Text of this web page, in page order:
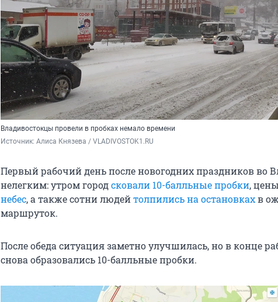
Владивостокцы провели в пробках немало времени
Источник: Алиса Князева / VLADIVOSTOK1.RU
Первый рабочий день после новогодних праздников во
нелегким: утром городсковали 10-балльные пробки,
небес, а также сотни людейтолпились на остановкахв
маршруток.
После обеда ситуация заметно улучшилась, но в конце
снова образовались 10-балльные пробки.